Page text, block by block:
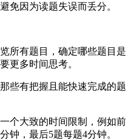
免因为读题失误而丢分。
所有题目，确定哪些题目是
更多时间思考。
些有把握且能快速完成的题
个大致的时间限制，例如前
钟，最后5题每题4分钟。